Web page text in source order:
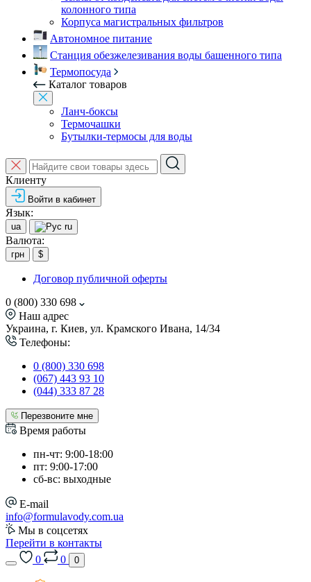
колонного типа
Корпуса магистральных фильтров
Автономное питание
Станция обезжелезивания воды башенного типа
Термопосуда
Каталог товаров
Ланч-боксы
Термочашки
Бутылки-термосы для воды
Клиенту
Войти в кабинет
Язык:
ua ru
Валюта:
грн $
Договор публичной оферты
0 (800) 330 698
Наш адрес
Украина, г. Киев, ул. Крамского Ивана, 14/34
Телефоны:
0 (800) 330 698
(067) 443 93 10
(044) 333 87 28
Перезвоните мне
Время работы
пн-чт: 9:00-18:00
пт: 9:00-17:00
сб-вс: выходные
E-mail
info@formulavody.com.ua
Мы в соцсетях
Перейти в контакты
0
0 0